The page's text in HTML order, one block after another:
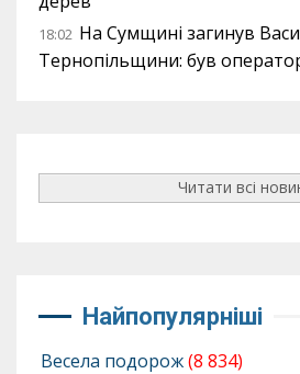
18:02 На Сумщині загинув
Тернопільщини: був
Читати всі
Найпопулярніші
Весела подорож(8 834)